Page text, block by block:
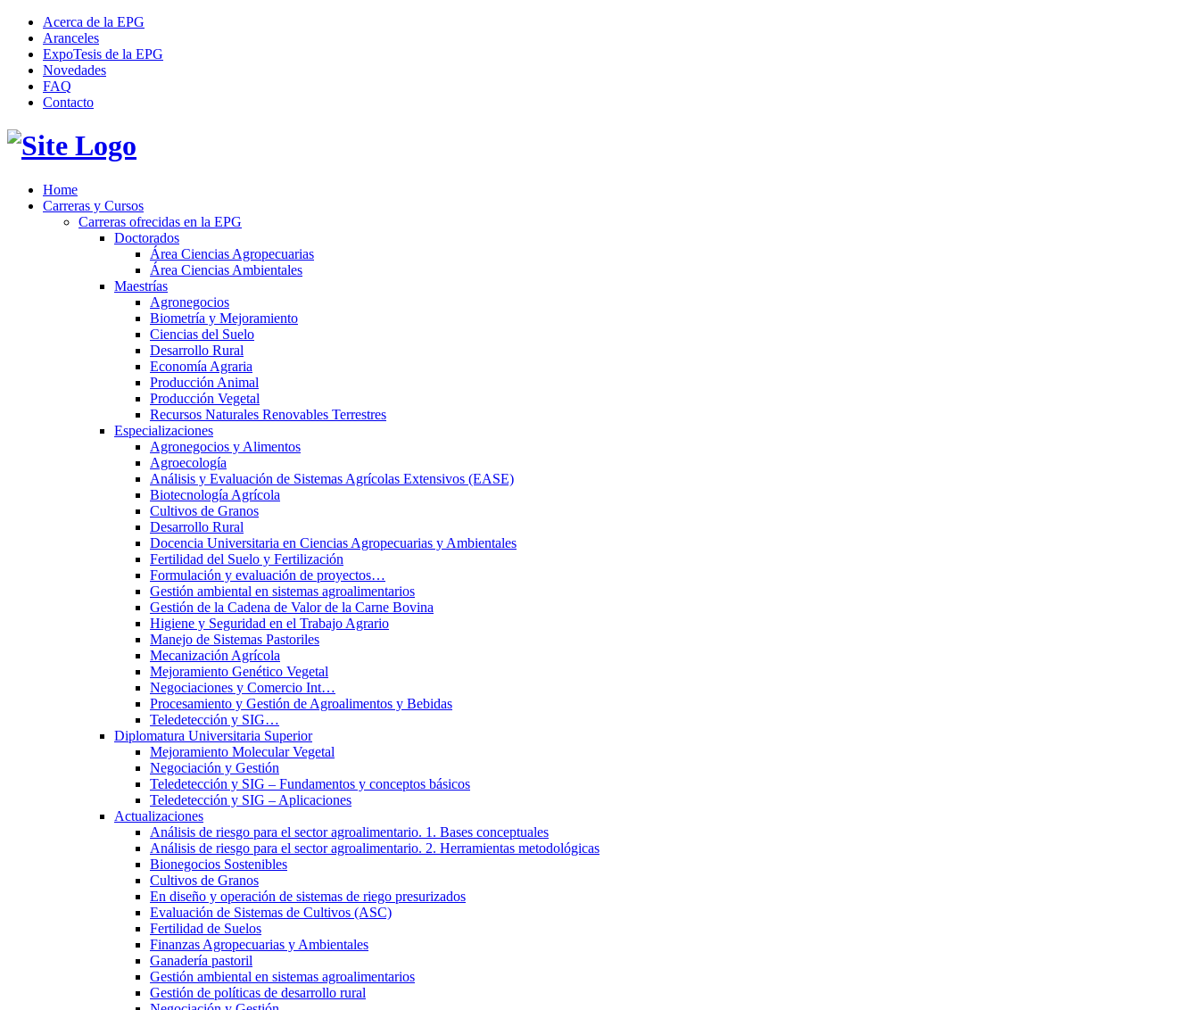
Acerca de la EPG
Aranceles
ExpoTesis de la EPG
Novedades
FAQ
Contacto
Home
Carreras y Cursos
Carreras ofrecidas en la EPG
Doctorados
Área Ciencias Agropecuarias
Área Ciencias Ambientales
Maestrías
Agronegocios
Biometría y Mejoramiento
Ciencias del Suelo
Desarrollo Rural
Economía Agraria
Producción Animal
Producción Vegetal
Recursos Naturales Renovables Terrestres
Especializaciones
Agronegocios y Alimentos
Agroecología
Análisis y Evaluación de Sistemas Agrícolas Extensivos (EASE)
Biotecnología Agrícola
Cultivos de Granos
Desarrollo Rural
Docencia Universitaria en Ciencias Agropecuarias y Ambientales
Fertilidad del Suelo y Fertilización
Formulación y evaluación de proyectos…
Gestión ambiental en sistemas agroalimentarios
Gestión de la Cadena de Valor de la Carne Bovina
Higiene y Seguridad en el Trabajo Agrario
Manejo de Sistemas Pastoriles
Mecanización Agrícola
Mejoramiento Genético Vegetal
Negociaciones y Comercio Int…
Procesamiento y Gestión de Agroalimentos y Bebidas
Teledetección y SIG…
Diplomatura Universitaria Superior
Mejoramiento Molecular Vegetal
Negociación y Gestión
Teledetección y SIG – Fundamentos y conceptos básicos
Teledetección y SIG – Aplicaciones
Actualizaciones
Análisis de riesgo para el sector agroalimentario. 1. Bases conceptuales
Análisis de riesgo para el sector agroalimentario. 2. Herramientas metodológicas
Bionegocios Sostenibles
Cultivos de Granos
En diseño y operación de sistemas de riego presurizados
Evaluación de Sistemas de Cultivos (ASC)
Fertilidad de Suelos
Finanzas Agropecuarias y Ambientales
Ganadería pastoril
Gestión ambiental en sistemas agroalimentarios
Gestión de políticas de desarrollo rural